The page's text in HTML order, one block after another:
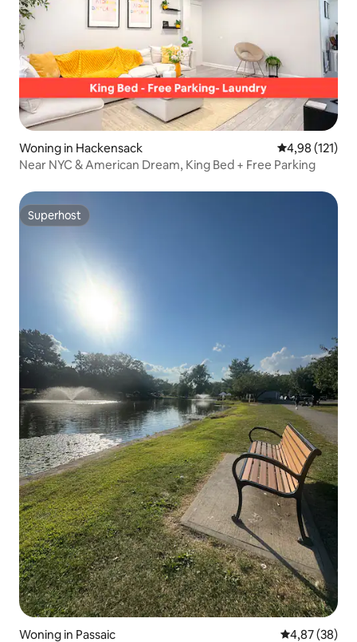
Woning in Hackensack Gemiddelde
4,98 (121)
Near NYC & American Dream, King Bed + Free Parking
Superhost
Superhost
Woning in Passaic Gemiddelde
4,87 (38)